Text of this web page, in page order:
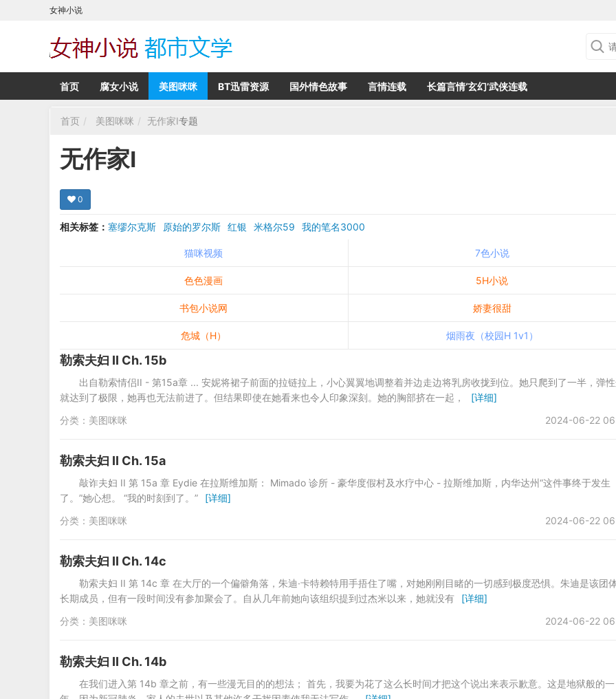
女神小说
首页 腐女小说 美图咪咪 BT迅雷资源 国外情色故事 言情连载 长篇言情‘玄幻’武侠连载
首页 美图咪咪 无作家I专题
无作家I
0
相关标签： 塞缪尔克斯 原始的罗尔斯 红银 米格尔59 我的笔名3000
猫咪视频 7色小说
色色漫画 5H小说
书包小说网 娇妻很甜
危城（H） 烟雨夜（校园H 1v1）
勒索夫妇 II Ch. 15b
出自勒索情侣II - 第15a章 ... 安妮将裙子前面的拉链拉上，小心翼翼地调整着并边走边将乳房收拢到位。她只爬到了一半，弹性
就达到了极限，她再也无法前进了。但结果即使在她看来也令人印象深刻。她的胸部挤在一起，
[详细]
2024-06-22
分类： 美图咪咪
勒索夫妇 II Ch. 15a
敲诈夫妇 II 第 15a 章 Eydie 在拉斯维加斯： Mimado 诊所 - 豪华度假村及水疗中心 - 拉斯维加斯，内华达州“这件事终于发生
了。”她心想。 “我的时刻到了。”
[详细]
2024-06-22
分类： 美图咪咪
勒索夫妇 II Ch. 14c
勒索夫妇 II 第 14c 章 在大厅的一个偏僻角落，朱迪·卡特赖特用手捂住了嘴，对她刚刚目睹的一切感到极度恐惧。朱迪是该团
长期成员，但有一段时间没有参加聚会了。自从几年前她向该组织提到过杰米以来，她就没有
[详细]
2024-06-22
分类： 美图咪咪
勒索夫妇 II Ch. 14b
在我们进入第 14b 章之前，有一些漫无目的的想法； 首先，我要为花了这么长时间才把这个说出来表示歉意。这是地狱般的一